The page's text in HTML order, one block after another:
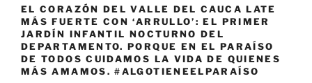
EL CORAZÓN DEL VALLE DEL CAUCA LATE
MÁS FUERTE CON ‘ARRULLO’: EL PRIMER
JARDÍN INFANTIL NOCTURNO DEL
DEPARTAMENTO. PORQUE EN EL PARAÍSO
DE TODOS CUIDAMOS LA VIDA DE QUIENES
MÁS AMAMOS. #ALGOTIENEELPARAÍSO